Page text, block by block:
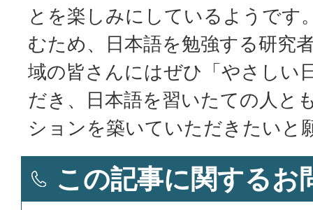
とを楽しみにしているようです
むため、日本語を勉強する研究
域の皆さんにはぜひ「やさしい
だき、日本語を習いたての人と
ションを築いていただきたいと
この記事に関するお